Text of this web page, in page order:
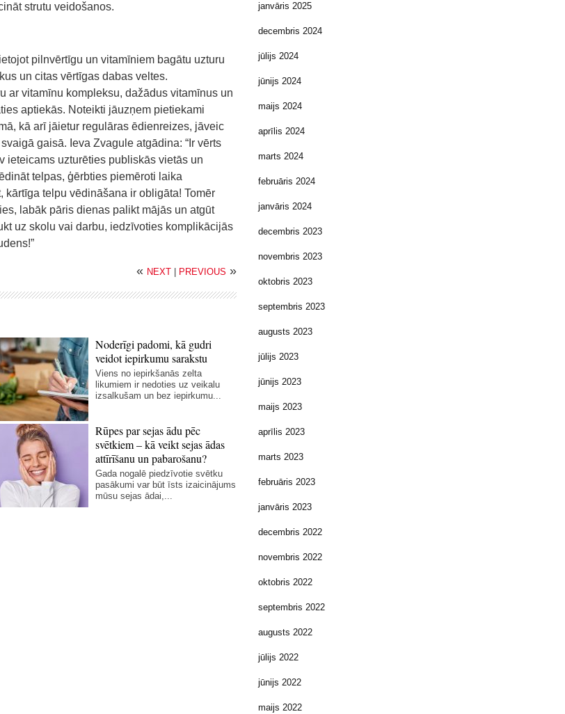
strutu veidošanos.
pilnvērtīgu un vitamīniem bagātu uzturu
un citas vērtīgas dabas veltes.
ar vitamīnu kompleksu, dažādus vitamīnus un
aptiekās. Noteikti jāuzņem pietiekami
kā arī jāietur regulāras ēdienreizes, jāveic
gaisā. Ieva Zvagule atgādina: “Ir vērts
ieteicams uzturēties publiskās vietās un
telpas, ģērbties piemēroti laika
telpu vēdināšana ir obligāta! Tomēr
labāk pāris dienas palikt mājās un atgūt
uz skolu vai darbu, iedzīvoties komplikācijās
« NEXT PREVIOUS »
Noderīgi padomi, kā gudri
veidot iepirkumu sarakstu
Viens no iepirkšanās zelta
likumiem ir nedoties uz veikalu
izsalkušam un bez iepirkumu...
Rūpes par sejas ādu pēc
svētkiem – kā veikt sejas ādas
attīrīšanu un pabarošanu?
Gada nogalē piedzīvotie svētku
pasākumi var būt īsts izaicinājums
mūsu sejas ādai,...
janvāris 2025
decembris 2024
jūlijs 2024
jūnijs 2024
maijs 2024
aprīlis 2024
marts 2024
februāris 2024
janvāris 2024
decembris 2023
novembris 2023
oktobris 2023
septembris 2023
augusts 2023
jūlijs 2023
jūnijs 2023
maijs 2023
aprīlis 2023
marts 2023
februāris 2023
janvāris 2023
decembris 2022
novembris 2022
oktobris 2022
septembris 2022
augusts 2022
jūlijs 2022
jūnijs 2022
maijs 2022